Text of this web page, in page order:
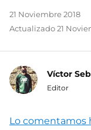
21 Noviembre 2018
Actualizado 21
Víctor
Editor
Lo comentamos